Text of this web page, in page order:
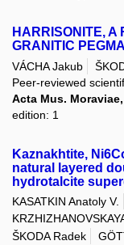
HARRISONITE, A
GRANITIC
VÁCHA Jakub
Peer-reviewed
Acta Mus.
edition: 1
Kaznakhtite,
natural layered
hydrotalcite
KASATKIN Anatoly V.
ŠKODA Radek